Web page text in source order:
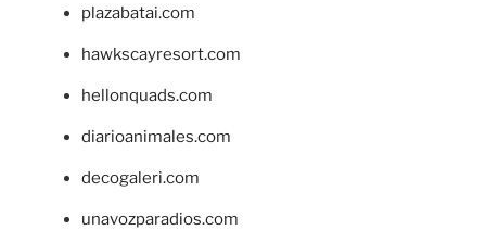
plazabatai.com
hawkscayresort.com
hellonquads.com
diarioanimales.com
decogaleri.com
unavozparadios.com